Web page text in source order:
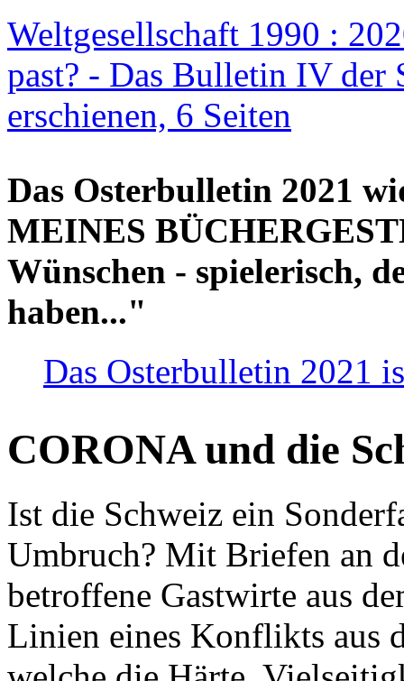
Weltgesellschaft 1990 :
past? - Das Bulletin IV der
erschienen, 6 Seiten
Das Osterbulletin 2021
MEINES
Wünschen - spielerisch,
haben..."
Das Osterbulletin 2021
CORONA und die
Ist die Schweiz ein
Umbruch? Mit Briefen an
betroffene Gastwirte aus
Linien eines Konflikts aus